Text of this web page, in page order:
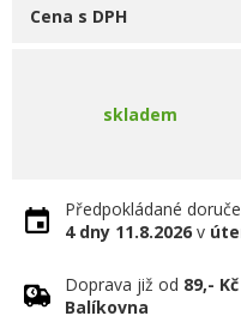
Cena s DPH
skladem
Předpokládané
4 dny 11.8.2026 v
Doprava již od 89,- Kč
Balíkovna